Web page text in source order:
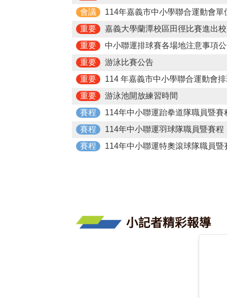
會議
114年嘉義市中小學聯合運動會單
重要
嘉義大學蘭潭校區田徑比賽進出
重要
中小聯運排球賽各場地注意事項
重要
游泳比賽公告
重要
114 年嘉義市中小學聯合運動會
重要
游泳池開放練習時間
賽程
114年中小聯運跆拳道隊職員暨賽
賽程
114年中小聯運羽球隊職員暨賽程
賽程
114年中小聯運特奧滾球隊職員暨